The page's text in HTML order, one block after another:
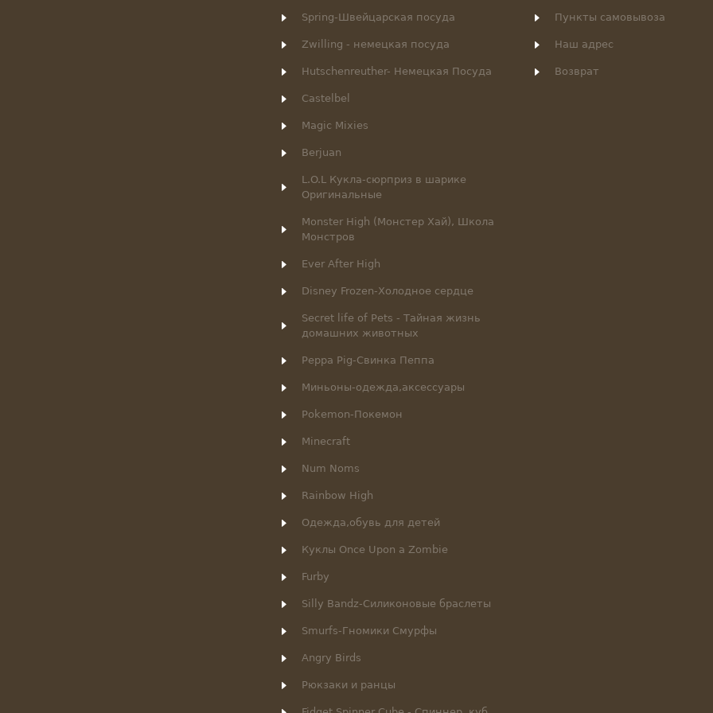
Spring-Швейцарская посуда
Zwilling - немецкая посуда
Hutschenreuther- Немецкая Посуда
Castelbel
Magic Mixies
Berjuan
L.O.L Кукла-сюрприз в шарике
Оригинальные
Monster High (Монстер Хай), Школа
Монстров
Ever After High
Disney Frozen-Холодное сердце
Secret life of Pets - Тайная жизнь
домашних животных
Peppa Pig-Свинка Пеппа
Миньоны-одежда,аксессуары
Pokemon-Покемон
Minecraft
Num Noms
Rainbow High
Одежда,обувь для детей
Куклы Once Upon a Zombie
Furby
Silly Bandz-Силиконовые браслеты
Smurfs-Гномики Смурфы
Angry Birds
Рюкзаки и ранцы
Пункты самовывоза
Наш адрес
Возврат